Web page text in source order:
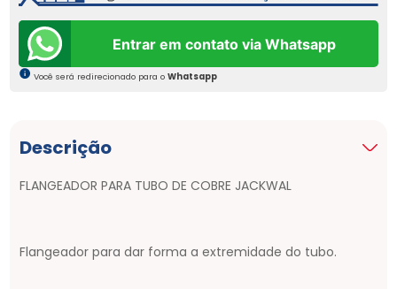
Entrar em contato via Whatsapp
Você será redirecionado para o Whatsapp
Descrição
FLANGEADOR PARA TUBO DE COBRE JACKWAL
Flangeador para dar forma a extremidade do tubo.